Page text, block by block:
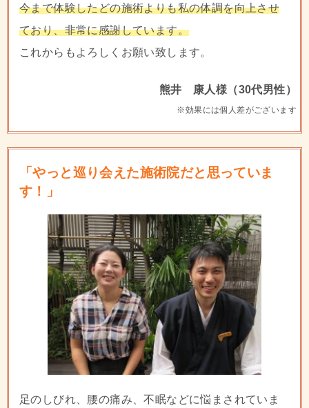
今まで体験したどの施術よりも私の体調を向上させ
ており、非常に感謝しています。
これからもよろしくお願い致します。
熊井 康人様（30代男性）
※効果には個人差がございます
「やっと巡り会えた施術院だと思っていま
す！」
足のしびれ、腰の痛み、不眠などに悩まされていま